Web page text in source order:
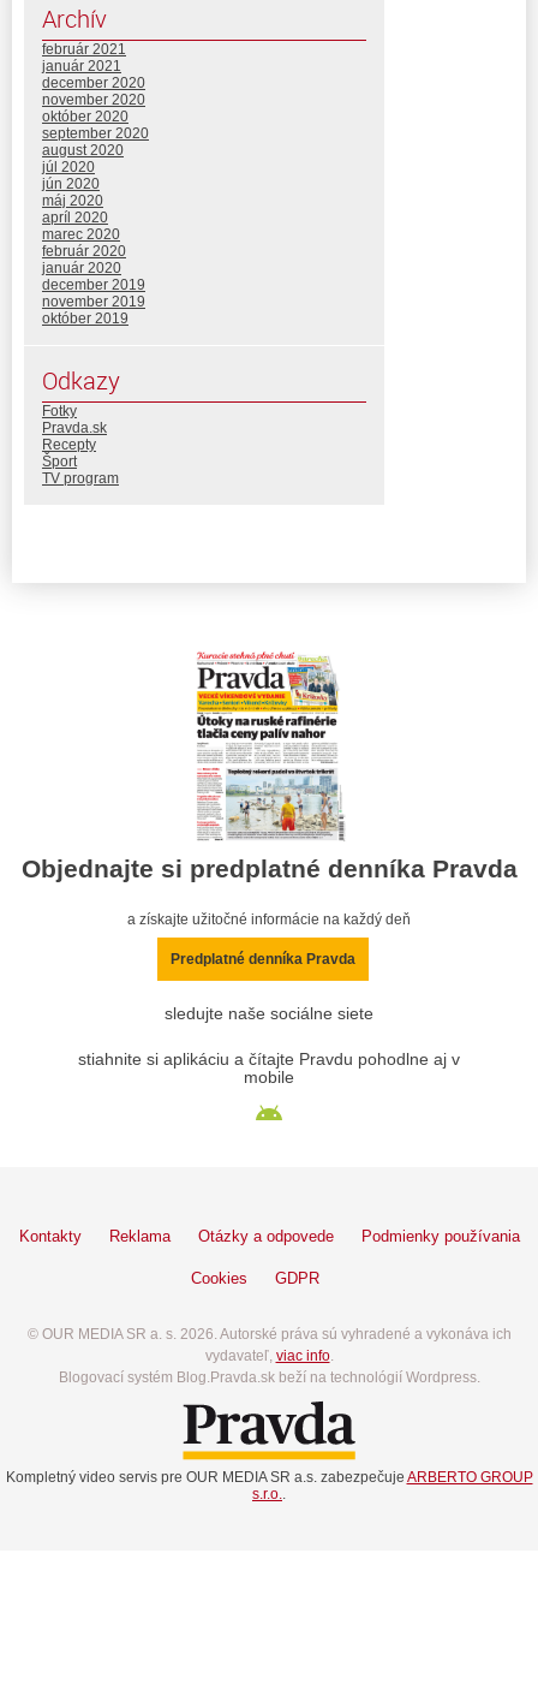
Archív
február 2021
január 2021
december 2020
november 2020
október 2020
september 2020
august 2020
júl 2020
jún 2020
máj 2020
apríl 2020
marec 2020
február 2020
január 2020
december 2019
november 2019
október 2019
Odkazy
Fotky
Pravda.sk
Recepty
Šport
TV program
Objednajte si predplatné denníka Pravda
a získajte užitočné informácie na každý deň
Predplatné denníka Pravda
sledujte naše sociálne siete
stiahnite si aplikáciu a čítajte Pravdu pohodlne aj v
mobile
Kontakty Reklama Otázky a odpovede Podmienky používania
Cookies GDPR
© OUR MEDIA SR a. s. 2026. Autorské práva sú vyhradené a vykonáva ich
vydavateľ, viac info.
Blogovací systém Blog.Pravda.sk beží na technológií Wordpress.
Kompletný video servis pre OUR MEDIA SR a.s. zabezpečuje ARBERTO GROUP
s.r.o..